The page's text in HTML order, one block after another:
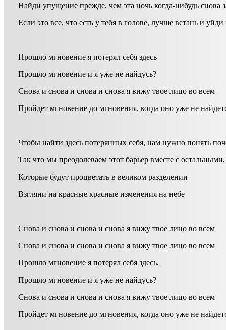
Найди упущение прежде, чем эта ночь когда-нибудь снова
Если это все, что есть у тебя в голове, лучше встань и уйди
Прошло мгновение я потерял себя здесь
Прошло мгновение и я уже не найдусь?
Снова и снова и снова и снова я вижу твое лицо во всем
Пройдет мгновение до мгновения, когда оно уже не
Чтобы найти здесь потерянных себя, нам нужно понять
Так что мы преодолеваем этот барьер вместе с остальными,
Которые будут процветать в великом разделении
Взгляни на красные красные изменения на небе
Снова и снова и снова и снова я вижу твое лицо во всем
Снова и снова и снова и снова я вижу твое лицо во всем
Прошло мгновение я потерял себя здесь,
Прошло мгновение и я уже не найдусь?
Снова и снова и снова и снова я вижу твое лицо во всем
Пройдет мгновение до мгновения, когда оно уже не